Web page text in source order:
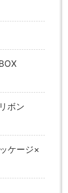
ボン
ケージ×